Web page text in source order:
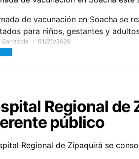
de vacunación en Soacha se
para niños, gestantes y
Sarrazola 01/20/2026
Regional de
público